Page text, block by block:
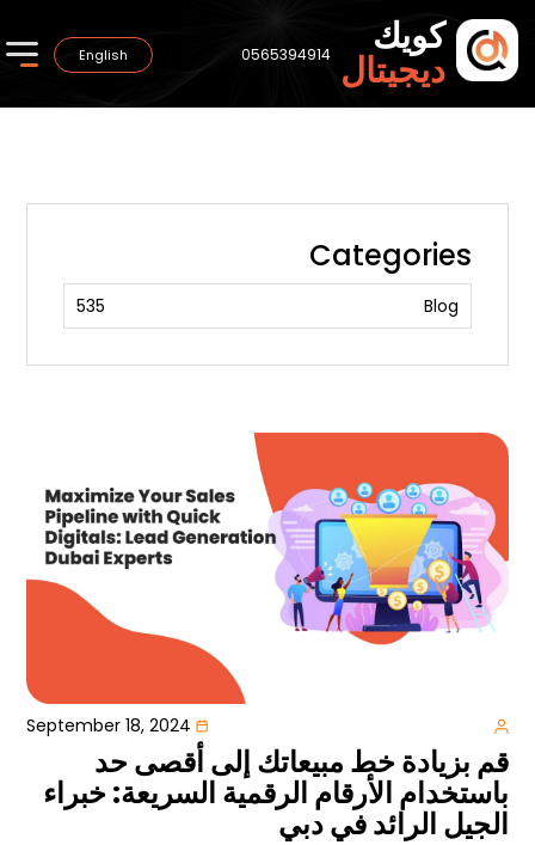
كويك
ديجيتال 0565394914
English
September 18, 2024
قم بزيادة خط مبيعاتك إلى أقصى حد
باستخدام الأرقام الرقمية السريعة: خبراء
الجيل الرائد في دبي
Categories
Blog
535